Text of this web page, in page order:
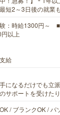
短2～3日後の就業
験：時給1300円
以上
給
になるだけでも立
サポートを受けた
/ ブランクOK / パ